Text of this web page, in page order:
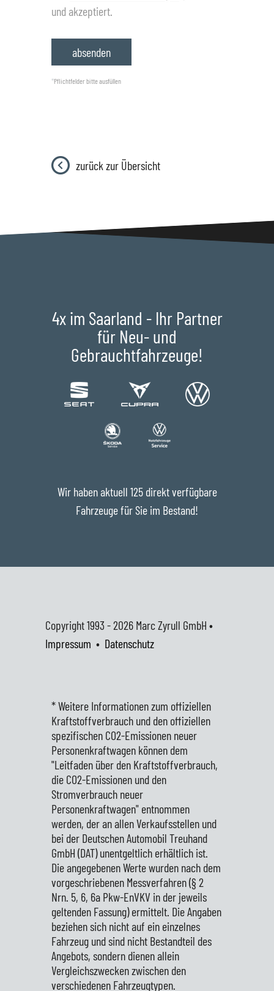
und akzeptiert.
*Pflichtfelder bitte ausfüllen
zurück zur Übersicht
4x im Saarland - Ihr Partner
für Neu- und
Gebrauchtfahrzeuge!
Wir haben aktuell 125 direkt verfügbare
Fahrzeuge für Sie im Bestand!
Copyright 1993 - 2026 Marc Zyrull GmbH •
Impressum • Datenschutz
* Weitere Informationen zum offiziellen
Kraftstoffverbrauch und den offiziellen
spezifischen CO2-Emissionen neuer
Personenkraftwagen können dem
"Leitfaden über den Kraftstoffverbrauch,
die CO2-Emissionen und den
Stromverbrauch neuer
Personenkraftwagen" entnommen
werden, der an allen Verkaufsstellen und
bei der Deutschen Automobil Treuhand
GmbH (DAT) unentgeltlich erhältlich ist.
Die angegebenen Werte wurden nach dem
vorgeschriebenen Messverfahren (§ 2
Nrn. 5, 6, 6a Pkw-EnVKV in der jeweils
geltenden Fassung) ermittelt. Die Angaben
beziehen sich nicht auf ein einzelnes
Fahrzeug und sind nicht Bestandteil des
Angebots, sondern dienen allein
Vergleichszwecken zwischen den
verschiedenen Fahrzeugtypen.